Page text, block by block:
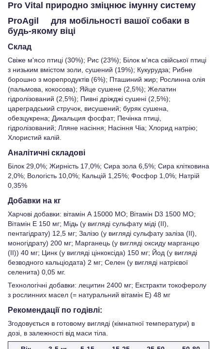
Pro Vital природно зміцнює імунну систему
ProAgil для мобільності вашої собаки в
будь-якому віці
Склад
Свіже м'ясо птиці (30%); Рис (23%); Білок м'яса свійської птиці
з низьким вмістом золи, сушений (19%); Кукурудза; Рибне
борошно з морепродуктів (6%); Пташиний жир; Рослинна олія
(пальмова, кокосова); Яйце сушене (2,5%); Желатин
гідролізований (2,5%); Пивні дріжджі сушені (2,5%);
цареградський стручок, висушений; буряк сушена,
обезцукрена; Дикальция фосфат; Печінка птиці,
гідролізований; Лляне насіння; Насіння Чіа; Хлорид натрію;
Хлористий калій.
Аналітичні складові
Білок 29,0%; Жирність 17,0%; Сира зола 6,5%; Сира клітковина
2,0%; Вологість 10,0%; Кальцій 1,25%; Фосфор 1,0%; Натрій
0,35%
Добавки на кг
Харчові добавки: вітамін А 15000 МО; Вітамін D3 1500 МО;
Вітамін Е 150 мг; Мідь (у вигляді сульфату міді (II),
пентагідрату) 12,5 мг; Залізо (у вигляді сульфату заліза (II),
моногідрату) 200 мг; Марганець (у вигляді оксиду марганцю
(II)) 40 мг; Цинк (у вигляді цінкоксіда) 150 мг; Йод (у вигляді
безводного кальціодата) 2 мг; Селен (у вигляді натрієвої
селенита) 0,05 мг.
Технологічні добавки: лецитин 2400 мг; Екстракти токоферолу
з рослинних масел (= натуральний вітамін Е) 48 мг
Рекомендації по годівлі:
Згодовується в готовому вигляді (кімнатної температури) в
дозі, в залежності від маси тіла.